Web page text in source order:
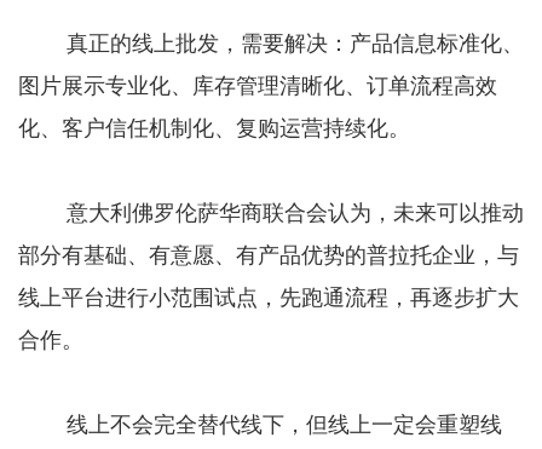
真正的线上批发，需要解决：产品信息标准化、
图片展示专业化、库存管理清晰化、订单流程高效
化、客户信任机制化、复购运营持续化。
意大利佛罗伦萨华商联合会认为，未来可以推动
部分有基础、有意愿、有产品优势的普拉托企业，与
线上平台进行小范围试点，先跑通流程，再逐步扩大
合作。
线上不会完全替代线下，但线上一定会重塑线